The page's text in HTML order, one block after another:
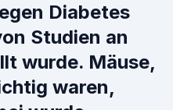
Diabetes
Studien an
wurde. Mäuse,
waren,